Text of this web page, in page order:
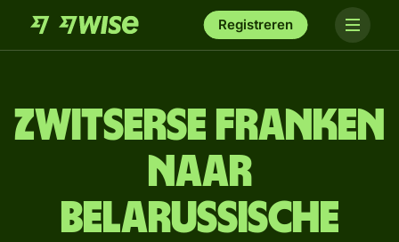
Registreren
Zwitserse franken
naar
Belarussische